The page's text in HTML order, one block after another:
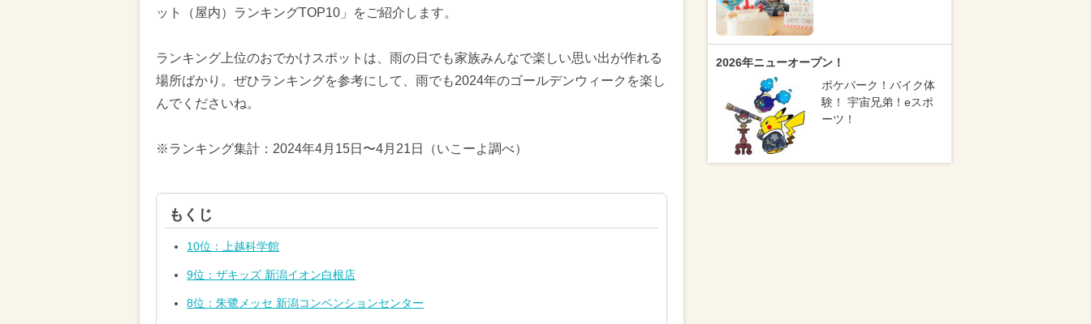
ット（屋内）ランキングTOP10」をご紹介します。
ランキング上位のおでかけスポットは、雨の日でも家族みんなで楽しい思い出が作れる
場所ばかり。ぜひランキングを参考にして、雨でも2024年のゴールデンウィークを楽し
んでくださいね。
※ランキング集計：2024年4月15日〜4月21日（いこーよ調べ）
もくじ
10位：上越科学館
9位：ザキッズ 新潟イオン白根店
8位：朱鷺メッセ 新潟コンベンションセンター
2026年ニューオープン！
ポケパーク！バイク体
験！ 宇宙兄弟！eスポ
ーツ！